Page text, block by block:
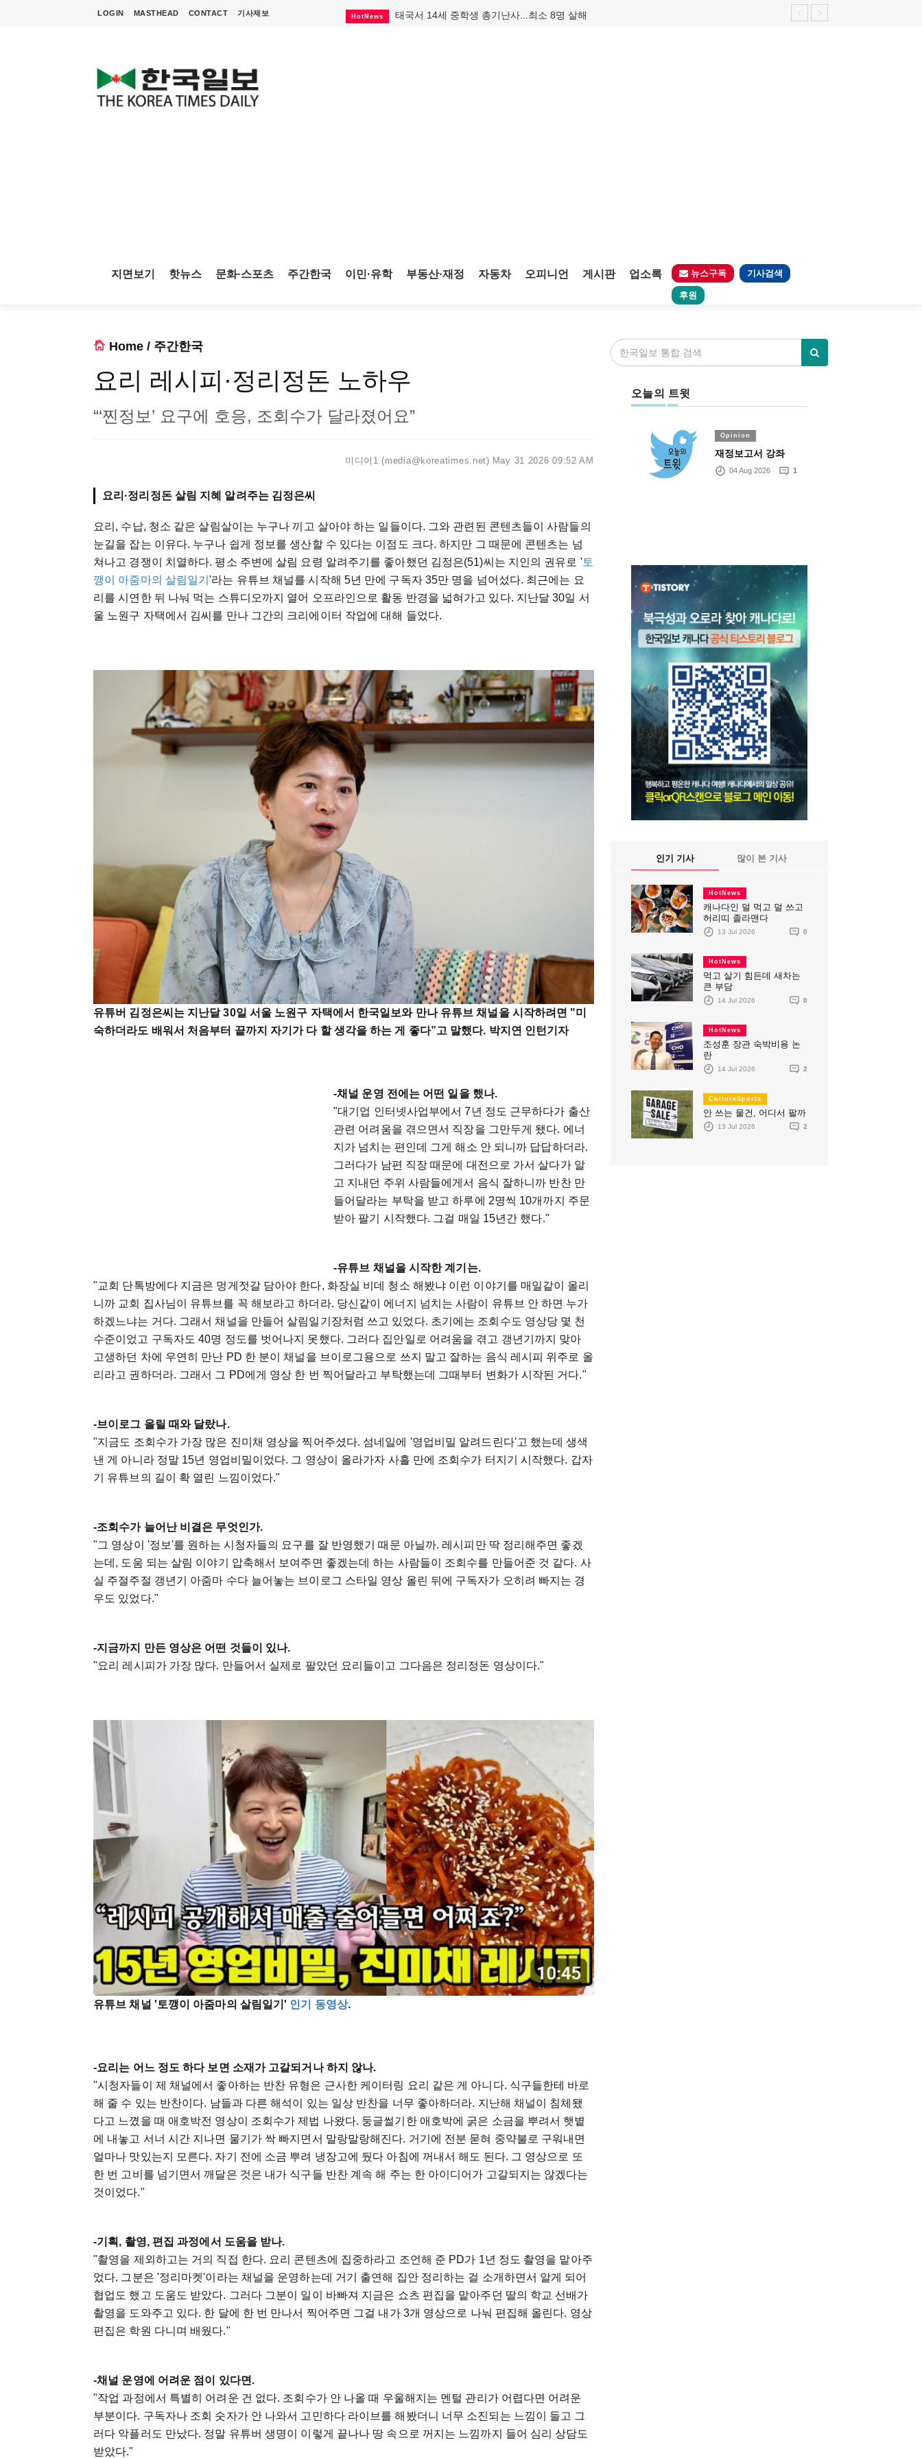
LOGIN MASTHEAD CONTACT 기사제보 HotNews 태국서 14세 중학생 총기난사...최소 8명 살해
지면보기 핫뉴스 문화·스포츠 주간한국 이민·유학 부동산·재정 자동차 오피니언 게시판 업소록 뉴스구독 기사검색
후원
Home / 주간한국
요리 레시피·정리정돈 노하우
“‘찐정보’ 요구에 호응, 조회수가 달라졌어요”
미디어1 (media@koreatimes.net) May 31 2026 09:52 AM
요리·정리정돈 살림 지혜 알려주는 김정은씨
요리, 수납, 청소 같은 살림살이는 누구나 끼고 살아야 하는 일들이다. 그와 관련된 콘텐츠들이 사람들의
눈길을 잡는 이유다. 누구나 쉽게 정보를 생산할 수 있다는 이점도 크다. 하지만 그 때문에 콘텐츠는 넘
쳐나고 경쟁이 치열하다. 평소 주변에 살림 요령 알려주기를 좋아했던 김정은(51)씨는 지인의 권유로 '토
깽이 아줌마의 살림일기'라는 유튜브 채널를 시작해 5년 만에 구독자 35만 명을 넘어섰다. 최근에는 요
리를 시연한 뒤 나눠 먹는 스튜디오까지 열어 오프라인으로 활동 반경을 넓혀가고 있다. 지난달 30일 서
울 노원구 자택에서 김씨를 만나 그간의 크리에이터 작업에 대해 들었다.
유튜버 김정은씨는 지난달 30일 서울 노원구 자택에서 한국일보와 만나 유튜브 채널을 시작하려면 "미
숙하더라도 배워서 처음부터 끝까지 자기가 다 할 생각을 하는 게 좋다”고 말했다. 박지연 인턴기자
-채널 운영 전에는 어떤 일을 했나.
"대기업 인터넷사업부에서 7년 정도 근무하다가 출산
관련 어려움을 겪으면서 직장을 그만두게 됐다. 에너
지가 넘치는 편인데 그게 해소 안 되니까 답답하더라.
그러다가 남편 직장 때문에 대전으로 가서 살다가 알
고 지내던 주위 사람들에게서 음식 잘하니까 반찬 만
들어달라는 부탁을 받고 하루에 2명씩 10개까지 주문
받아 팔기 시작했다. 그걸 매일 15년간 했다."
-유튜브 채널을 시작한 계기는.
"교회 단톡방에다 지금은 멍게젓갈 담아야 한다, 화장실 비데 청소 해봤냐 이런 이야기를 매일같이 올리
니까 교회 집사님이 유튜브를 꼭 해보라고 하더라. 당신같이 에너지 넘치는 사람이 유튜브 안 하면 누가
하겠느냐는 거다. 그래서 채널을 만들어 살림일기장처럼 쓰고 있었다. 초기에는 조회수도 영상당 몇 천
수준이었고 구독자도 40명 정도를 벗어나지 못했다. 그러다 집안일로 어려움을 겪고 갱년기까지 맞아
고생하던 차에 우연히 만난 PD 한 분이 채널을 브이로그용으로 쓰지 말고 잘하는 음식 레시피 위주로 올
리라고 권하더라. 그래서 그 PD에게 영상 한 번 찍어달라고 부탁했는데 그때부터 변화가 시작된 거다."
-브이로그 올릴 때와 달랐나.
"지금도 조회수가 가장 많은 진미채 영상을 찍어주셨다. 섬네일에 '영업비밀 알려드린다'고 했는데 생색
낸 게 아니라 정말 15년 영업비밀이었다. 그 영상이 올라가자 사흘 만에 조회수가 터지기 시작했다. 갑자
기 유튜브의 길이 확 열린 느낌이었다."
-조회수가 늘어난 비결은 무엇인가.
"그 영상이 '정보'를 원하는 시청자들의 요구를 잘 반영했기 때문 아닐까. 레시피만 딱 정리해주면 좋겠
는데, 도움 되는 살림 이야기 압축해서 보여주면 좋겠는데 하는 사람들이 조회수를 만들어준 것 같다. 사
실 주절주절 갱년기 아줌마 수다 늘어놓는 브이로그 스타일 영상 올린 뒤에 구독자가 오히려 빠지는 경
우도 있었다."
-지금까지 만든 영상은 어떤 것들이 있나.
"요리 레시피가 가장 많다. 만들어서 실제로 팔았던 요리들이고 그다음은 정리정돈 영상이다."
유튜브 채널 '토깽이 아줌마의 살림일기' 인기 동영상.
-요리는 어느 정도 하다 보면 소재가 고갈되거나 하지 않나.
"시청자들이 제 채널에서 좋아하는 반찬 유형은 근사한 케이터링 요리 같은 게 아니다. 식구들한테 바로
해 줄 수 있는 반찬이다. 남들과 다른 해석이 있는 일상 반찬을 너무 좋아하더라. 지난해 채널이 침체됐
다고 느꼈을 때 애호박전 영상이 조회수가 제법 나왔다. 둥글썰기한 애호박에 굵은 소금을 뿌려서 햇볕
에 내놓고 서너 시간 지나면 물기가 싹 빠지면서 말랑말랑해진다. 거기에 전분 묻혀 중약불로 구워내면
얼마나 맛있는지 모른다. 자기 전에 소금 뿌려 냉장고에 뒀다 아침에 꺼내서 해도 된다. 그 영상으로 또
한 번 고비를 넘기면서 깨달은 것은 내가 식구들 반찬 계속 해 주는 한 아이디어가 고갈되지는 않겠다는
것이었다."
-기획, 촬영, 편집 과정에서 도움을 받나.
"촬영을 제외하고는 거의 직접 한다. 요리 콘텐츠에 집중하라고 조언해 준 PD가 1년 정도 촬영을 맡아주
었다. 그분은 '정리마켓'이라는 채널을 운영하는데 거기 출연해 집안 정리하는 걸 소개하면서 알게 되어
협업도 했고 도움도 받았다. 그러다 그분이 일이 바빠져 지금은 쇼츠 편집을 맡아주던 딸의 학교 선배가
촬영을 도와주고 있다. 한 달에 한 번 만나서 찍어주면 그걸 내가 3개 영상으로 나눠 편집해 올린다. 영상
편집은 학원 다니며 배웠다."
-채널 운영에 어려운 점이 있다면.
"작업 과정에서 특별히 어려운 건 없다. 조회수가 안 나올 때 우울해지는 멘털 관리가 어렵다면 어려운
부분이다. 구독자나 조회 숫자가 안 나와서 고민하다 라이브를 해봤더니 너무 소진되는 느낌이 들고 그
러다 악플러도 만났다. 정말 유튜버 생명이 이렇게 끝나나 땅 속으로 꺼지는 느낌까지 들어 심리 상담도
받았다."
오늘의 트윗
Opinion
재정보고서 강좌
04 Aug 2026 1
인기 기사 많이 본 기사
HotNews
캐나다인 덜 먹고 덜 쓰고
허리띠 졸라맨다
13 Jul 2026 0
HotNews
먹고 살기 힘든데 새차는
큰 부담
14 Jul 2026 0
HotNews
조성훈 장관 숙박비용 논
란
14 Jul 2026 2
CultureSports
안 쓰는 물건, 어디서 팔까
13 Jul 2026 2